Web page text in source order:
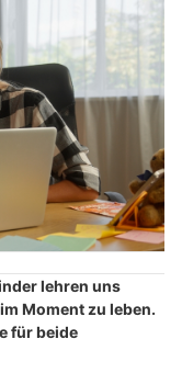
lehren uns
Moment zu leben.
für beide